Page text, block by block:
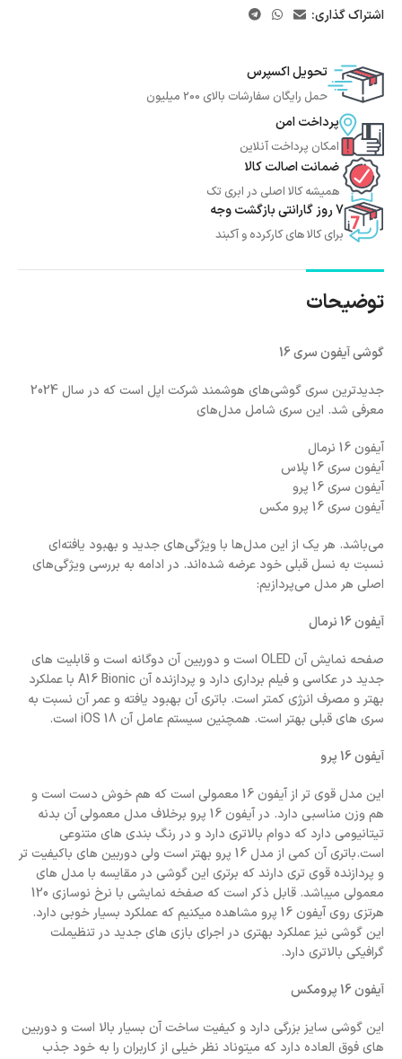
اشتراک گذاری:
تحویل اکسپرس
حمل رایگان سفارشات بالای 200 میلیون
پرداخت امن
امکان پرداخت آنلاین
ضمانت اصالت کالا
همیشه کالا اصلی در ابری تک
7 روز گارانتی بازگشت وجه
برای کالا های کارکرده و آکبند
توضیحات
گوشی آیفون سری 16
جدیدترین سری گوشی‌های هوشمند شرکت اپل است که در سال 2024
معرفی شد. این سری شامل مدل‌های
آیفون 16 نرمال
آیفون سری 16 پلاس
آیفون سری 16 پرو
آیفون سری 16 پرو مکس
می‌باشد. هر یک از این مدل‌ها با ویژگی‌های جدید و بهبود یافته‌ای
نسبت به نسل قبلی خود عرضه شده‌اند. در ادامه به بررسی ویژگی‌های
اصلی هر مدل می‌پردازیم:
آیفون 16 نرمال
صفحه نمایش آن OLED است و دوربین آن دوگانه است و قابلیت های
جدید در عکاسی و فیلم برداری دارد و پردازنده آن A16 Bionic با عملکرد
بهتر و مصرف انرژی کمتر است. باتری آن بهبود یافته و عمر آن نسبت به
سری های قبلی بهتر است. همچنین سیستم عامل آن iOS 18 است.
آیفون 16 پرو
این مدل قوی تر از آیفون 16 معمولی است که هم خوش دست است و
هم وزن مناسبی دارد. در آیفون 16 پرو برخلاف مدل معمولی آن بدنه
تیتانیومی دارد که دوام بالاتری دارد و در رنگ بندی های متنوعی
است.باتری آن کمی از مدل 16 پرو بهتر است ولی دوربین های باکیفیت تر
و پردازنده قوی تری دارند که برتری این گوشی در مقایسه با مدل های
معمولی میباشد. قابل ذکر است که صفخه نمایشی با نرخ نوسازی 120
هرتزی روی آیفون 16 پرو مشاهده میکنیم که عملکرد بسیار خوبی دارد.
این گوشی نیز عملکرد بهتری در اجرای بازی های جدید در تنظیملت
گرافیکی بالاتری دارد.
آیفون 16 پرومکس
این گوشی سایز بزرگی دارد و کیفیت ساخت آن بسیار بالا است و دوربین
های فوق العاده دارد که میتوناد نظر خیلی از کاربران را به خود جذب